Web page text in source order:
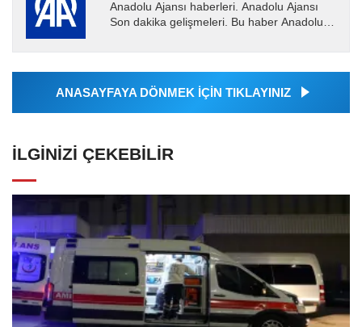
Anadolu Ajansı haberleri. Anadolu Ajansı
Son dakika gelişmeleri. Bu haber Anadolu
Ajansı tarafından...
ANASAYFAYA DÖNMEK İÇİN TIKLAYINIZ
İLGINIZI ÇEKEBILIR